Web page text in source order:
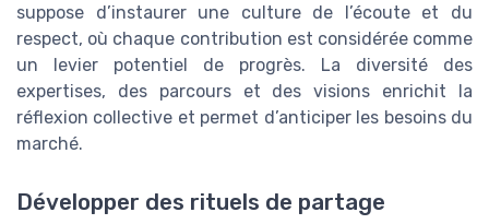
suppose d’instaurer une culture de l’écoute et du
respect, où chaque contribution est considérée comme
un levier potentiel de progrès. La diversité des
expertises, des parcours et des visions enrichit la
réflexion collective et permet d’anticiper les besoins du
marché.
Développer des rituels de partage